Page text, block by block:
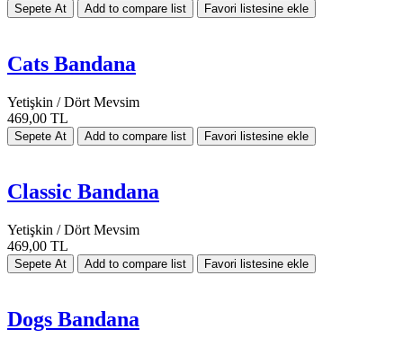
Cats Bandana
Yetişkin / Dört Mevsim
469,00 TL
Classic Bandana
Yetişkin / Dört Mevsim
469,00 TL
Dogs Bandana